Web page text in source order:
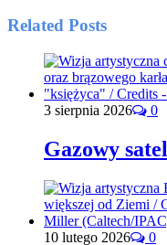
Related Posts
3 sierpnia 2026 0
Gazowy
10 lutego 2026 0